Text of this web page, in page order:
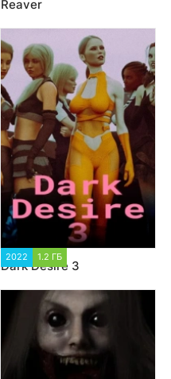
Reaver
2022 1.2 ГБ
Dark Desire 3